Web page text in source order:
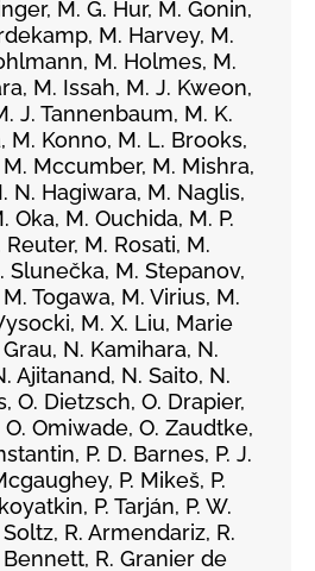
M. G. Hur, M. Gonin,
M. Harvey, M.
M. Holmes, M.
M. Issah, M. J. Kweon,
J. Tannenbaum, M. K.
M. Konno, M. L. Brooks,
Mccumber, M. Mishra,
N. Hagiwara, M. Naglis,
Oka, M. Ouchida, M. P.
M. Rosati, M.
Slunečka, M. Stepanov,
Togawa, M. Virius, M.
M. X. Liu, Marie
N. Kamihara, N.
Ajitanand, N. Saito, N.
O. Dietzsch, O. Drapier,
Omiwade, O. Zaudtke,
P. D. Barnes, P. J.
P. Mikeš, P.
P. Tarján, P. W.
R. Armendariz, R.
R. Granier de